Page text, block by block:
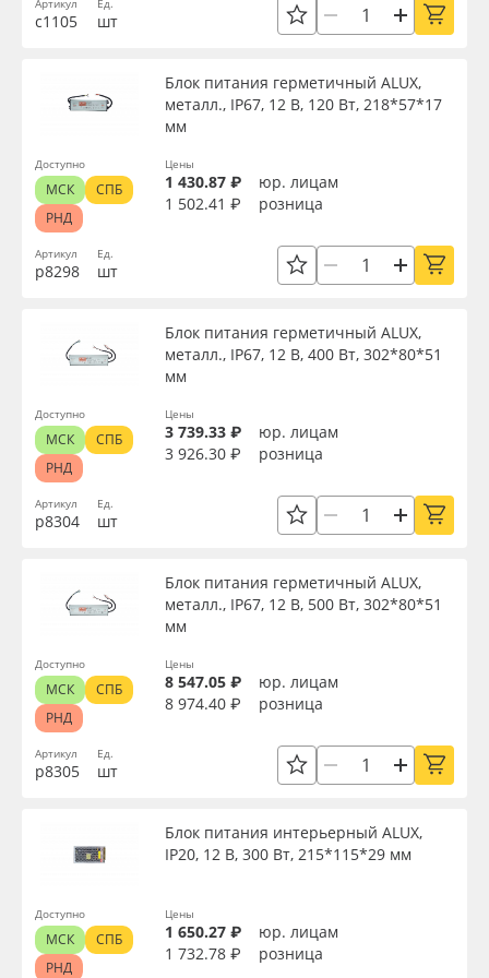
Артикул
с1105
Ед.
шт
Артикул
р8298
Блок питания герметичный ALUX,
металл., IP67, 12 В, 120 Вт, 218*57*17
мм
Ед.
шт
Цены
1 430.87 ₽
юр. лицам
1 502.41 ₽
розница
Доступно
МСК
СПБ
РНД
Артикул
р8304
Блок питания герметичный ALUX,
металл., IP67, 12 В, 400 Вт, 302*80*51
мм
Ед.
шт
Цены
3 739.33 ₽
юр. лицам
3 926.30 ₽
розница
Доступно
МСК
СПБ
РНД
Артикул
р8305
Блок питания герметичный ALUX,
металл., IP67, 12 В, 500 Вт, 302*80*51
мм
Ед.
шт
Цены
8 547.05 ₽
юр. лицам
8 974.40 ₽
розница
Доступно
МСК
СПБ
РНД
Блок питания интерьерный ALUX,
IP20, 12 В, 300 Вт, 215*115*29 мм
Цены
1 650.27 ₽
юр. лицам
1 732.78 ₽
розница
Доступно
МСК
СПБ
РНД